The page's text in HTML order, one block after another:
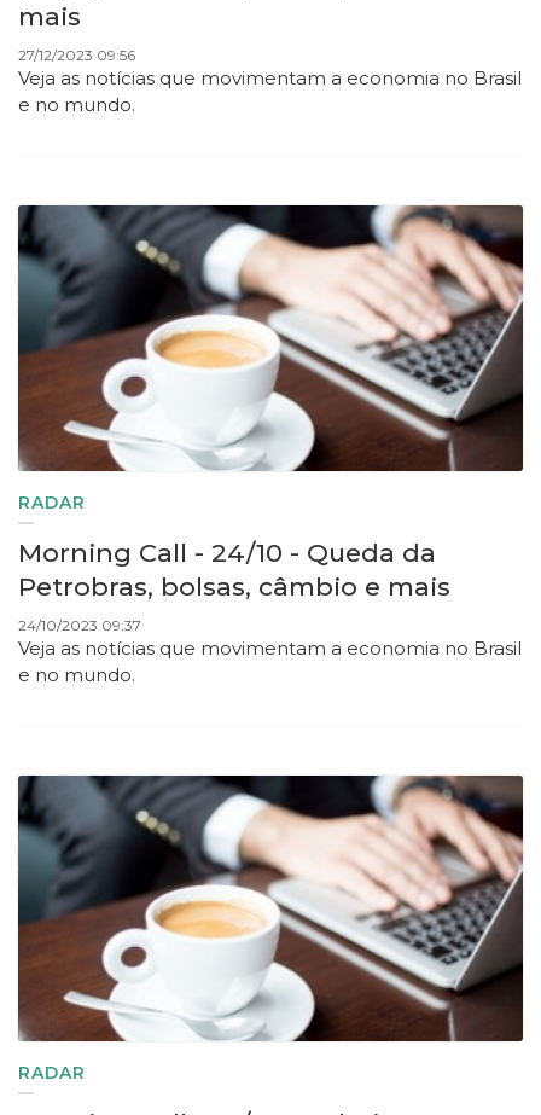
mais
27/12/2023 09:56
Veja as notícias que movimentam a economia no Brasil
e no mundo.
RADAR
Morning Call - 24/10 - Queda da
Petrobras, bolsas, câmbio e mais
24/10/2023 09:37
Veja as notícias que movimentam a economia no Brasil
e no mundo.
RADAR